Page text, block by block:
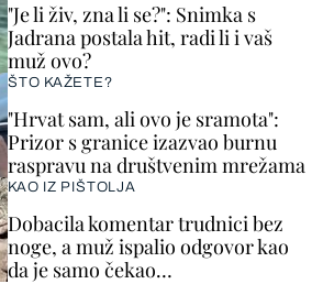
"Je li živ, zna li se?": Snimka s
Jadrana postala hit, radi li i vaš
muž ovo?
ŠTO KAŽETE?
"Hrvat sam, ali ovo je sramota":
Prizor s granice izazvao burnu
raspravu na društvenim mrežama
KAO IZ PIŠTOLJA
Dobacila komentar trudnici bez
noge, a muž ispalio odgovor kao
da je samo čekao…